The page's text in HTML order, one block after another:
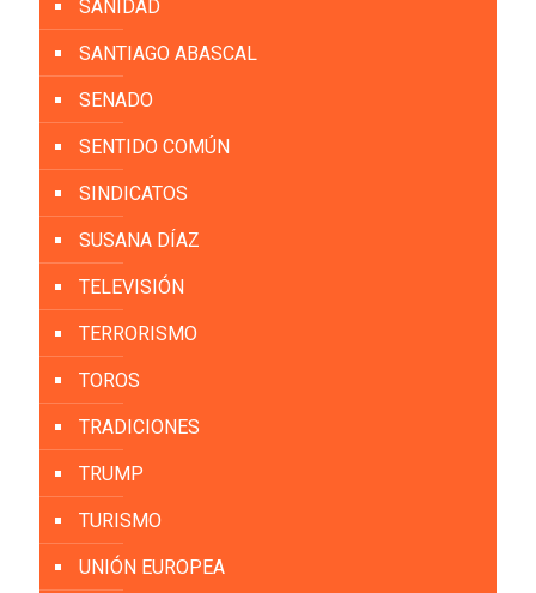
SANIDAD
SANTIAGO ABASCAL
SENADO
SENTIDO COMÚN
SINDICATOS
SUSANA DÍAZ
TELEVISIÓN
TERRORISMO
TOROS
TRADICIONES
TRUMP
TURISMO
UNIÓN EUROPEA